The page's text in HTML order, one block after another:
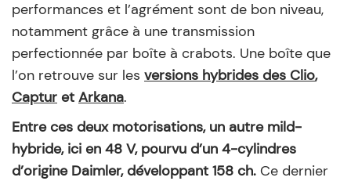
performances et l’agrément sont de bon niveau,
notamment grâce à une transmission
perfectionnée par boîte à crabots. Une boîte que
l’on retrouve sur les versions hybrides des Clio,
Captur et Arkana.
Entre ces deux motorisations, un autre mild-
hybride, ici en 48 V, pourvu d’un 4-cylindres
d’origine Daimler, développant 158 ch. Ce dernier